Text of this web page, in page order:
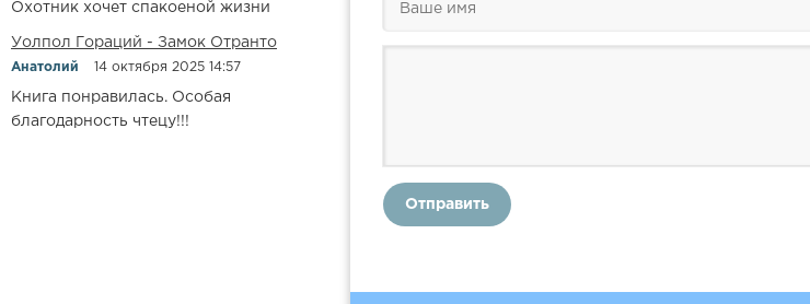
Охотник хочет спакоеной жизни
Уолпол Гораций - Замок Отранто
Анатолий 14 октября 2025 14:57
Книга понравилась. Особая
благодарность чтецу!!!
Отправить